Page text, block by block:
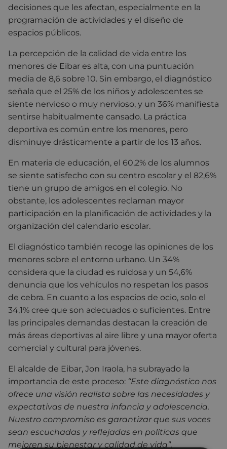
decisiones que les afectan, especialmente en la
programación de actividades y el diseño de
espacios públicos.
La percepción de la calidad de vida entre los
menores de Eibar es alta, con una puntuación
media de 8,6 sobre 10. Sin embargo, el diagnóstico
señala que el 25% de los niños y adolescentes se
siente nervioso o muy nervioso, y un 36% manifiesta
sentirse habitualmente cansado. La práctica
deportiva es común entre los menores, pero
disminuye drásticamente a partir de los 13 años.
En materia de educación, el 60,2% de los alumnos
se siente satisfecho con su centro escolar y el 82,6%
tiene un grupo de amigos en el colegio. No
obstante, los adolescentes reclaman mayor
participación en la planificación de actividades y la
organización del calendario escolar.
El diagnóstico también recoge las opiniones de los
menores sobre el entorno urbano. Un 34%
considera que la ciudad es ruidosa y un 54,6%
denuncia que los vehículos no respetan los pasos
de cebra. En cuanto a los espacios de ocio, solo el
34,1% cree que son adecuados o suficientes. Entre
las principales demandas destacan la creación de
más áreas deportivas al aire libre y una mayor oferta
comercial y cultural para jóvenes.
El alcalde de Eibar, Jon Iraola, ha subrayado la
importancia de este proceso: “Este diagnóstico nos
ofrece una visión realista sobre las necesidades y
expectativas de nuestra infancia y adolescencia.
Nuestro compromiso es garantizar que sus voces
sean escuchadas y reflejadas en políticas que
mejoren su bienestar y calidad de vida”.